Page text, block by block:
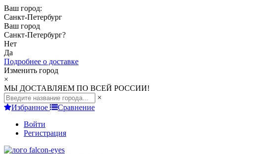
Ваш город:
Санкт-Петербург
Ваш город
Санкт-Петербург?
Нет
Да
Подробнее о доставке
Изменить город
×
МЫ ДОСТАВЛЯЕМ ПО ВСЕЙ РОССИИ!
×
Избранное
Сравнение
Войти
Регистрация